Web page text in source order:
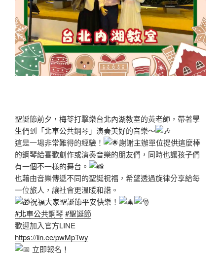
聖誕節前夕，梅苓打擊樂台北內湖教室的黃老師，帶著學
生們到「北車公共鋼琴」演奏美好的音樂～
這是一場非常難得的經驗！
謝謝主辦單位提供這麼棒
的鋼琴給喜歡創作或演奏音樂的朋友們，同時也讓孩子們
有一個不一樣的舞台。
也藉由音樂傳遞不同的聖誕祝福，希望透過旋律分享給每
一位旅人，讓社會更溫暖和諧。
祝福大家聖誕節平安快樂！
#北車公共鋼琴#聖誕節
歡迎加入官方LINE
https://lin.ee/pwMpTwy
立即報名！